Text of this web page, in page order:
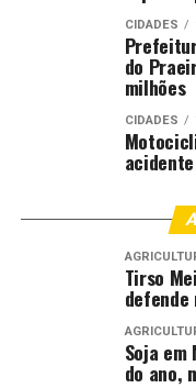
DISCUTE
FINANCIAMENTO
Transição, harmonia
baixa emissão no
CIDADES
do
milhões
CIDADES
Tirso
Soja
do ano,